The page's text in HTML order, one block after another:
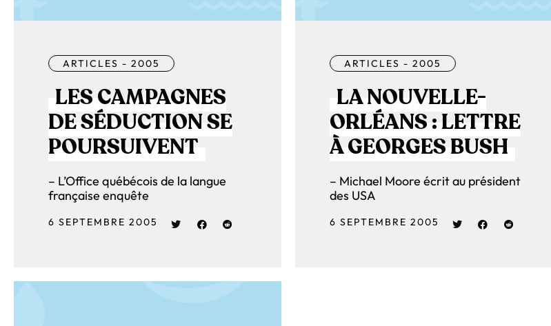
ARTICLES - 2005
LES CAMPAGNES
DE SÉDUCTION SE
POURSUIVENT
– L’Office québécois de la langue
française enquête
6 SEPTEMBRE 2005
ARTICLES - 2005
LA NOUVELLE-
ORLÉANS : LETTRE
À GEORGES BUSH
– Michael Moore écrit au président
des USA
6 SEPTEMBRE 2005